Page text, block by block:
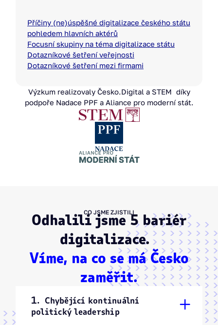
Příčiny (ne)úspěšné digitalizace českého státu
pohledem hlavních aktérů
Focusní skupiny na téma digitalizace státu
Dotazníkové šetření veřejnosti
Dotazníkové šetření mezi firmami
Výzkum realizovaly Česko.Digital a STEM díky
podpoře Nadace PPF a Aliance pro moderní stát.
CO JSME ZJISTILI
Odhalili jsme 5 bariér
digitalizace.
Víme, na co se má Česko
zaměřit.
1. Chybějící kontinuální
politický leadership
+